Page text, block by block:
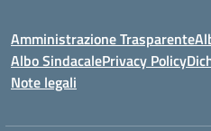
Amministrazione Trasparente
Albo SindacalePrivacy Policy
Note legali